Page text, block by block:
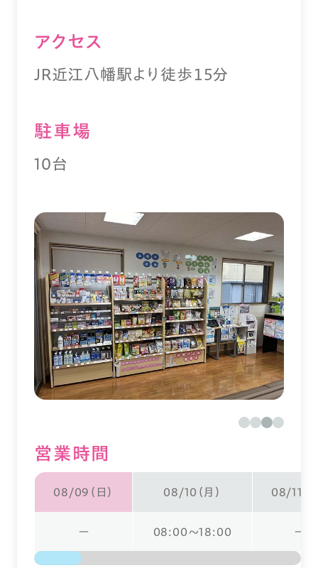
アクセス
JR近江八幡駅より徒歩１５分
駐⾞場
10台
営業時間
08/09（日） 08/10（月） 08/11（
ー 08:00～18:00 ー